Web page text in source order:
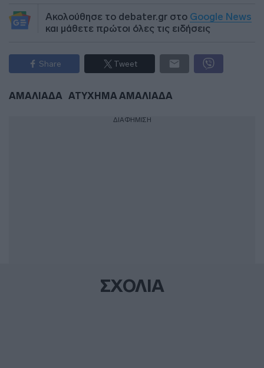
Ακολούθησε το debater.gr στο Google News
και μάθετε πρώτοι όλες τις ειδήσεις
Share Tweet
ΑΜΑΛΙΑΔΑ ΑΤΥΧΗΜΑ ΑΜΑΛΙΑΔΑ
ΔΙΑΦΗΜΙΣΗ
ΣΧΟΛΙΑ